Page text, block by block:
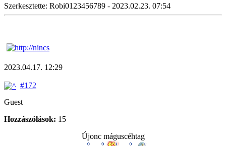
Szerkesztette: Robi0123456789 - 2023.02.23. 07:54
2023.04.17. 12:29
#172
Guest
Hozzászólások: 15
Újonc máguscéhtag